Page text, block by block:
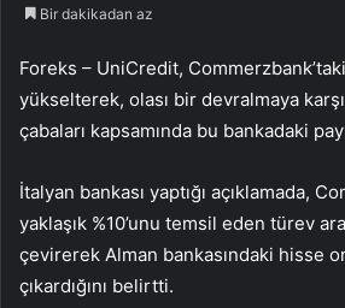
Bir dakikadan az
Foreks – UniCredit,
yükselterek, olası bir devralmaya
çabaları kapsamında bu bankadaki
İtalyan bankası yaptığı açıklamada,
yaklaşık %10’unu temsil eden türev
çevirerek Alman bankasındaki hisse
çıkardığını belirtti.